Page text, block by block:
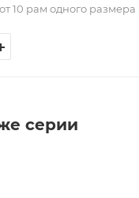
10 рам одного
серии